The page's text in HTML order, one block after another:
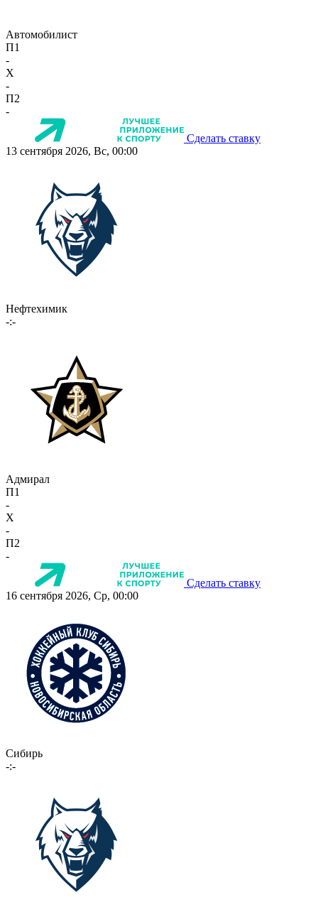
Автомобилист
П1
-
X
-
П2
-
Сделать ставку
13 сентября 2026, Вс, 00:00
Нефтехимик
-:-
Адмирал
П1
-
X
-
П2
-
Сделать ставку
16 сентября 2026, Ср, 00:00
Сибирь
-:-